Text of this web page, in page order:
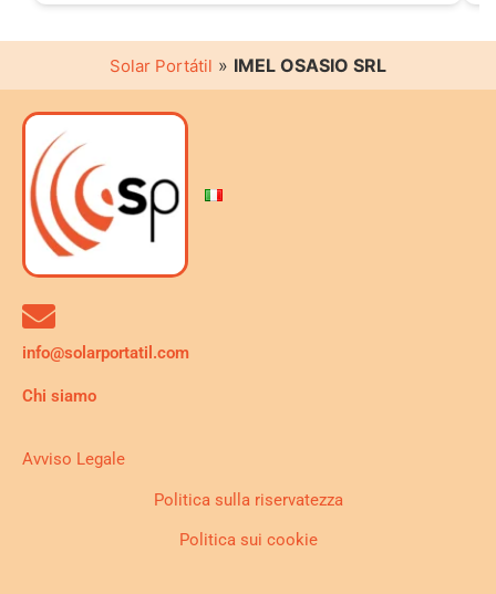
Solar Portátil » IMEL OSASIO SRL
info@solarportatil.com
Chi siamo
Avviso Legale
Politica sulla riservatezza
Politica sui cookie